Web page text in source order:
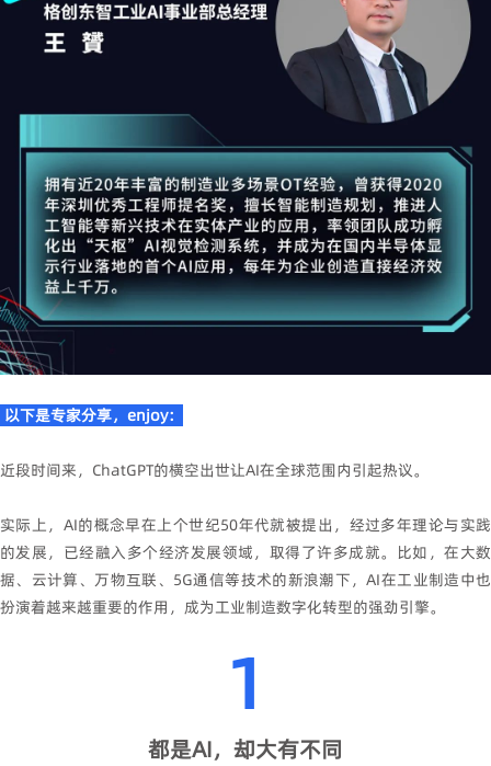
以下是专家分享，enjoy：
近段时间来，ChatGPT的横空出世让AI在全球范围内引起热议。
实际上，AI的概念早在上个世纪50年代就被提出，经过多年理论与实践
的发展，已经融入多个经济发展领域，取得了许多成就。比如，在大数
据、云计算、万物互联、5G通信等技术的新浪潮下，AI在工业制造中也
扮演着越来越重要的作用，成为工业制造数字化转型的强劲引擎。
1
都是AI， 却大有不同